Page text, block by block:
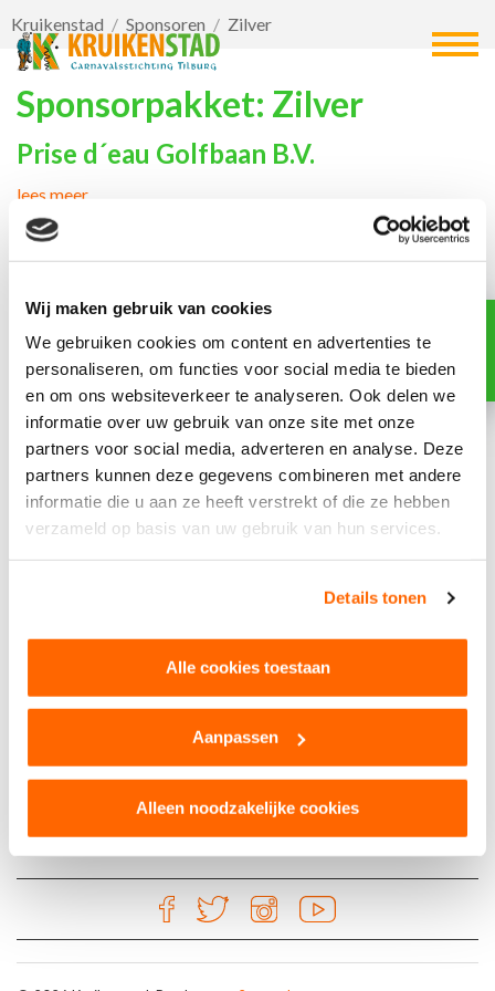
Wij maken gebruik van cookies
We gebruiken cookies om content en advertenties te
personaliseren, om functies voor social media te bieden
en om ons websiteverkeer te analyseren. Ook delen we
informatie over uw gebruik van onze site met onze
partners voor social media, adverteren en analyse. Deze
partners kunnen deze gegevens combineren met andere
informatie die u aan ze heeft verstrekt of die ze hebben
verzameld op basis van uw gebruik van hun services.
Details tonen
Alle cookies toestaan
Aanpassen
Alleen noodzakelijke cookies
Kruikenstad Sponsoren Zilver
Sponsorpakket: Zilver
Prise d´eau Golfbaan B.V.
lees meer
SDK Vastgoed
lees meer
DKT Notarissen
lees meer
Dansschool van Opstal
lees meer
Nuevo
lees meer
Via Paul Makelaardij
Knap Werk
Klundert Muziek
over
94
dagen